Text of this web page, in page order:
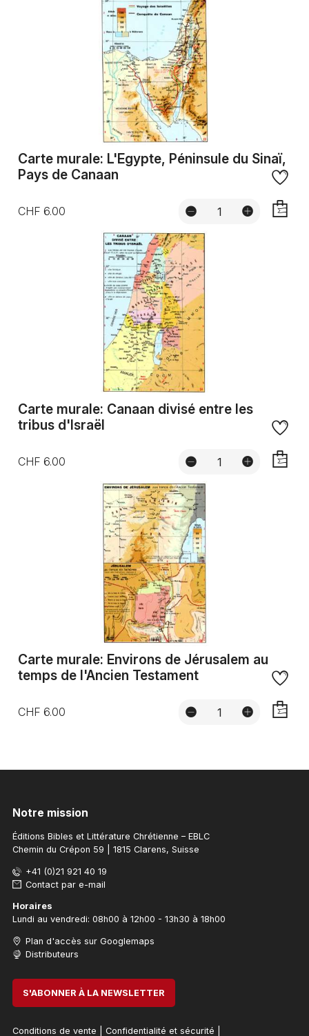
Carte murale: L'Egypte, Péninsule du Sinaï,
Pays de Canaan
CHF 6.00
Carte murale: Canaan divisé entre les
tribus d'Israël
CHF 6.00
Carte murale: Environs de Jérusalem au
temps de l'Ancien Testament
CHF 6.00
Notre mission
Éditions Bibles et Littérature Chrétienne – EBLC
Chemin du Crépon 59 | 1815 Clarens, Suisse
+41 (0)21 921 40 19
Contact par e-mail
Horaires
Lundi au vendredi: 08h00 à 12h00 - 13h30 à 18h00
Plan d'accès sur Googlemaps
Distributeurs
S'ABONNER À LA NEWSLETTER
Conditions de vente Confidentialité et sécurité